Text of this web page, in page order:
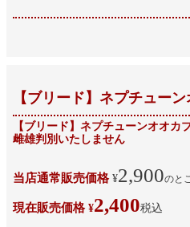
【ブリード】ネプチュー
【ブリード】ネプチューンオオ
雌雄判別いたしません
当店通常販売価格 ¥2,900のと
現在販売価格 ¥2,400税込